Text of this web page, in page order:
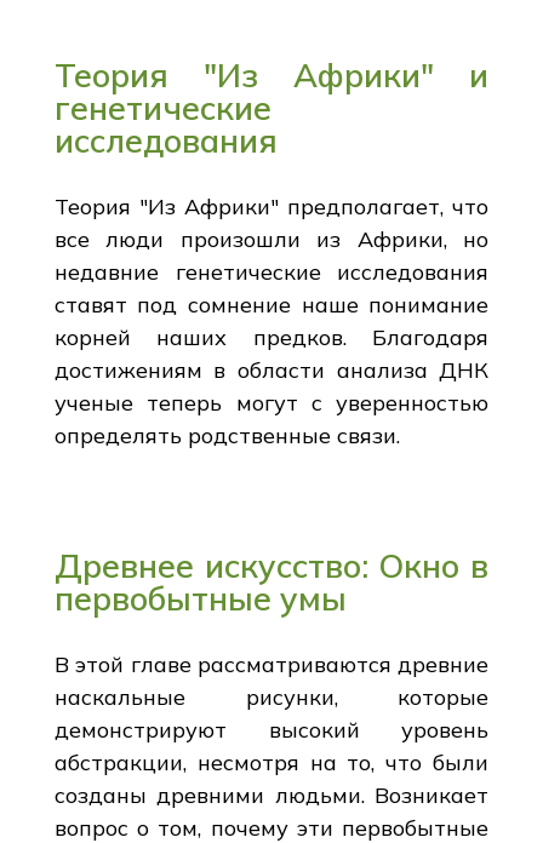
Теория "Из Африки" и
генетические
исследования
Теория "Из Африки" предполагает, что
все люди произошли из Африки, но
недавние генетические исследования
ставят под сомнение наше понимание
корней наших предков. Благодаря
достижениям в области анализа ДНК
ученые теперь могут с уверенностью
определять родственные связи.
Древнее искусство: Окно в
первобытные умы
В этой главе рассматриваются древние
наскальные рисунки, которые
демонстрируют высокий уровень
абстракции, несмотря на то, что были
созданы древними людьми. Возникает
вопрос о том, почему эти первобытные